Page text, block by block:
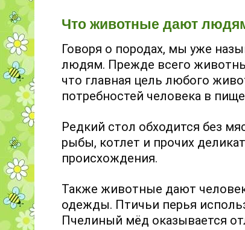
Что животные дают
Говоря о породах, мы уже
людям. Прежде всего
что главная цель любого
потребностей человека в
Редкий стол обходится без
рыбы, котлет и прочих
происхождения.
Также животные дают
одежды. Птичьи перья
Пчелиный мёд оказывается